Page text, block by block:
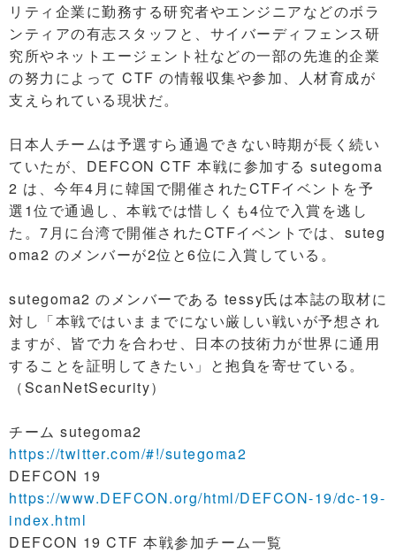
リティ企業に勤務する研究者やエンジニアなどのボラ
ンティアの有志スタッフと、サイバーディフェンス研
究所やネットエージェント社などの一部の先進的企業
の努力によって CTF の情報収集や参加、人材育成が
支えられている現状だ。
日本人チームは予選すら通過できない時期が長く続い
ていたが、DEFCON CTF 本戦に参加する sutegoma
2 は、今年4月に韓国で開催されたCTFイベントを予
選1位で通過し、本戦では惜しくも4位で入賞を逃し
た。7月に台湾で開催されたCTFイベントでは、suteg
oma2 のメンバーが2位と6位に入賞している。
sutegoma2 のメンバーである tessy氏は本誌の取材に
対し「本戦ではいままでにない厳しい戦いが予想され
ますが、皆で力を合わせ、日本の技術力が世界に通用
することを証明してきたい」と抱負を寄せている。
（ScanNetSecurity）
チーム sutegoma2
https://twitter.com/#!/sutegoma2
DEFCON 19
https://www.DEFCON.org/html/DEFCON-19/dc-19-
index.html
DEFCON 19 CTF 本戦参加チーム一覧